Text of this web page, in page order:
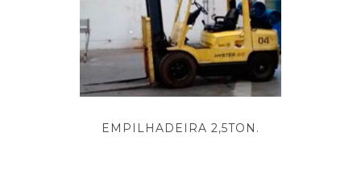
EMPILHADEIRA 2,5TON.